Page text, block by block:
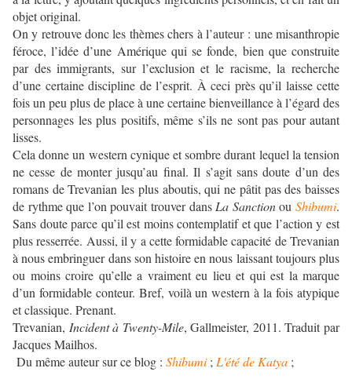
objet original.
On y retrouve donc les thèmes chers à l’auteur : une misanthropie
féroce, l’idée d’une Amérique qui se fonde, bien que construite
par des immigrants, sur l’exclusion et le racisme, la recherche
d’une certaine discipline de l’esprit. À ceci près qu’il laisse cette
fois un peu plus de place à une certaine bienveillance à l’égard des
personnages les plus positifs, même s’ils ne sont pas pour autant
lisses.
Cela donne un western cynique et sombre durant lequel la tension
ne cesse de monter jusqu’au final. Il s’agit sans doute d’un des
romans de Trevanian les plus aboutis, qui ne pâtit pas des baisses
de rythme que l’on pouvait trouver dans La SanctionouShibumi.
Sans doute parce qu’il est moins contemplatif et que l’action y est
plus resserrée. Aussi, il y a cette formidable capacité de Trevanian
à nous embringuer dans son histoire en nous laissant toujours plus
ou moins croire qu’elle a vraiment eu lieu et qui est la marque
d’un formidable conteur. Bref, voilà un western à la fois atypique
et classique. Prenant.
Trevanian, Incident à Twenty-Mile, Gallmeister, 2011. Traduit par
Jacques Mailhos.
Du même auteur sur ce blog : Shibumi; L'été de Katya ;